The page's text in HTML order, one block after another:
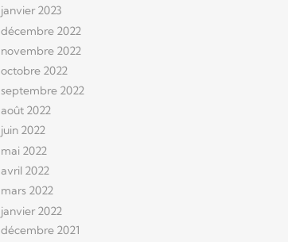
janvier 2023
décembre 2022
novembre 2022
octobre 2022
septembre 2022
août 2022
juin 2022
mai 2022
avril 2022
mars 2022
janvier 2022
décembre 2021